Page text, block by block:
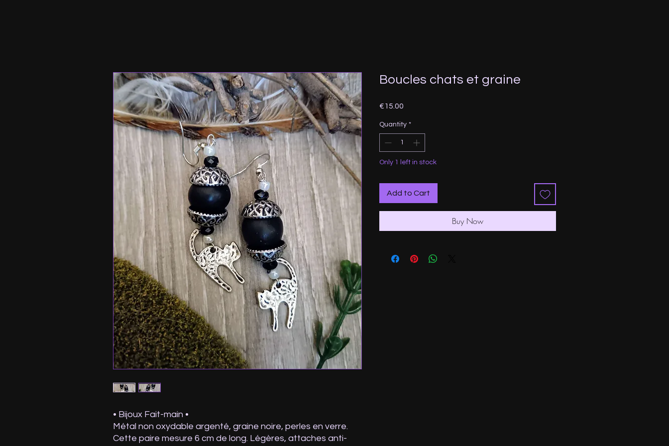
• Bijoux Fait-main •
Métal non oxydable argenté, graine noire, perles en verre.
Cette paire mesure 6 cm de long. Légères, attaches anti-
Boucles chats et graine
€15.00
Quantity *
Only 1 left in stock
Add to Cart
Buy Now